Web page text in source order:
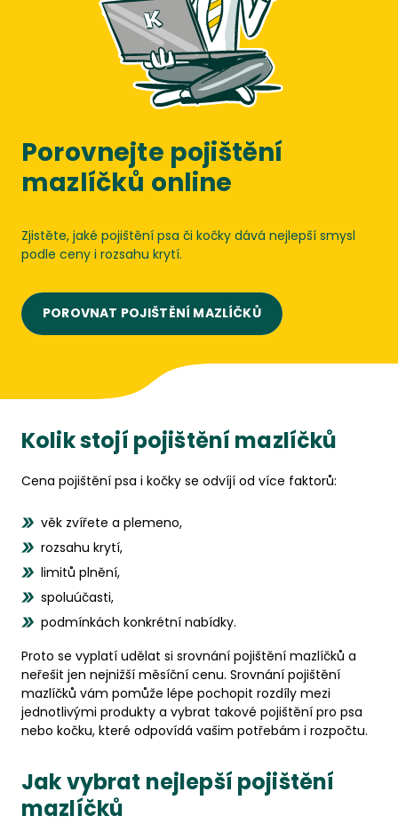
Porovnejte pojištění
mazlíčků online
Zjistěte, jaké pojištění psa či kočky dává nejlepší smysl
podle ceny i rozsahu krytí.
POROVNAT POJIŠTĚNÍ MAZLÍČKŮ
Kolik stojí pojištění mazlíčků
Cena pojištění psa i kočky se odvíjí od více faktorů:
věk zvířete a plemeno,
rozsahu krytí,
limitů plnění,
spoluúčasti,
podmínkách konkrétní nabídky.
Proto se vyplatí udělat si srovnání pojištění mazlíčků a
neřešit jen nejnižší měsíční cenu. Srovnání pojištění
mazlíčků vám pomůže lépe pochopit rozdíly mezi
jednotlivými produkty a vybrat takové pojištění pro psa
nebo kočku, které odpovídá vašim potřebám i rozpočtu.
Jak vybrat nejlepší pojištění
mazlíčků